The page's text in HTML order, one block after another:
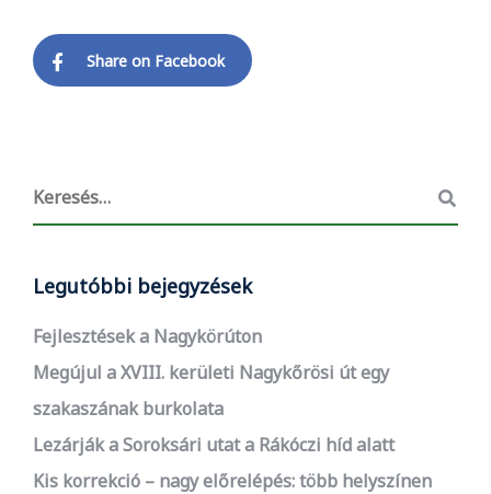
Share on Facebook
Legutóbbi bejegyzések
Fejlesztések a Nagykörúton
Megújul a XVIII. kerületi Nagykőrösi út egy
szakaszának burkolata
Lezárják a Soroksári utat a Rákóczi híd alatt
Kis korrekció – nagy előrelépés: több helyszínen